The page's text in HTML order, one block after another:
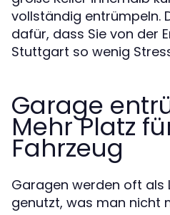
vollständig entrümpeln.
dafür, dass Sie von der
Stuttgart so wenig
Garage
Mehr Platz
Fahrzeug
Garagen werden oft als
genutzt, was man nicht